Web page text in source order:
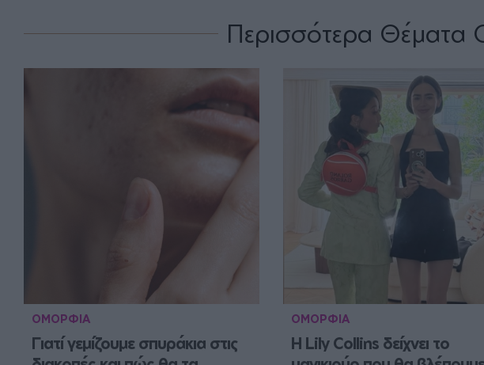
Περισσότερα Θέματα
ΟΜΟΡΦΙΑ
Γιατί γεμίζουμε σπυράκια στις
ΟΜΟΡΦΙΑ
Η Lily Collins δείχνει το